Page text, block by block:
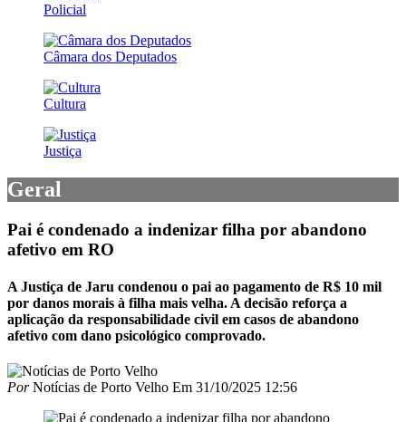
Policial
Câmara dos Deputados
Cultura
Justiça
Geral
Pai é condenado a indenizar filha por abandono
afetivo em RO
A Justiça de Jaru condenou o pai ao pagamento de R$ 10 mil
por danos morais à filha mais velha. A decisão reforça a
aplicação da responsabilidade civil em casos de abandono
afetivo com dano psicológico comprovado.
PorNotícias de Porto Velho Em 31/10/2025 12:56